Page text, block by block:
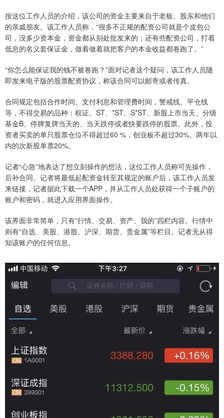
按这位工作人员的介绍，该公司的资金主要来自于老板、股东和他们
的亲戚朋友。该工作人员称，“很多不正规的配资公司就是个皮包公
司，没多少资本金，资金都从别处批发来的；还有些配资公司，打着
低息的名义套保证金，做着做着就把客户的本金收益都卷跑了。”
“你怎么能保证我的钱不被卷跑？”面对记者这个疑问，该工作人员随
即发来电子版的股票配资协议，称该合同可以邮寄或者传真。
合同规定包括合作时间、支付利息和管理费时间，警戒线、平仓线
等，不得交易的品种：权证、ST、*ST、S*ST、新股上市当天、分级
基金B、停牌复牌当天的、当天跌停或者快要跌停的股票。此外，投
资者买卖的单只股票仓位不得超过60 %，创业板不超过30%。两年以
内的次新股单票20%。
记者“心急”地表达了想立刻操作的想法，这位工作人员称可先操作，
后补合同。记者将最低起配资金转至其规定的账户后，该工作人员发
来链接，记者据此下载一个APP，并从工作人员处获得一个子账户的
账户和密码，就进入应用界面操作。
该界面非常简单，只有“行情、交易、资产、我的”四栏内容。行情中
则有“自选、美股、港股、沪深、期货、贵金属”等栏目。记者无从得
知该账户的任何信息。